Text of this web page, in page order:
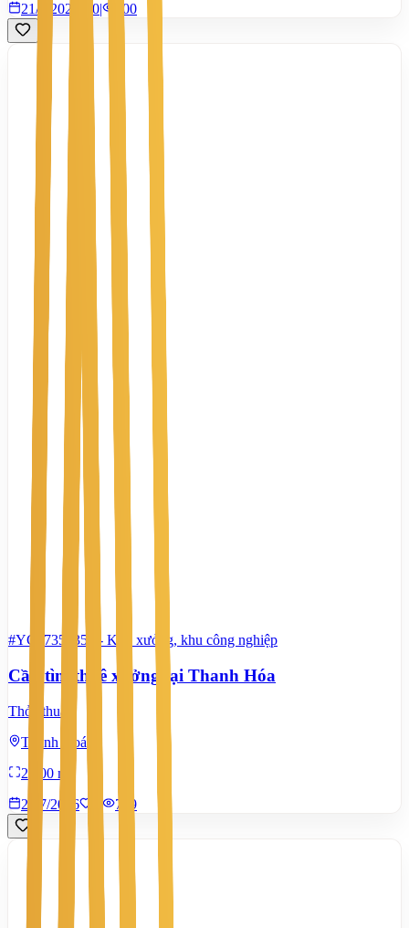
21/7/2026
0| 800
#YC67355352 - Kho xưởng, khu công nghiệp
Cần tìm thuê xưởng tại Thanh Hóa
Thỏa thuận
Thanh Hoá
2.000 m²
21/7/2026
789